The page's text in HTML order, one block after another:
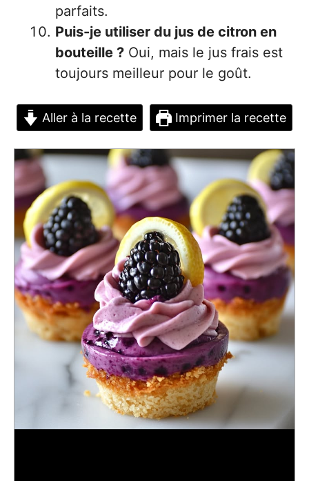
parfaits.
Puis-je utiliser du jus de citron en
bouteille ? Oui, mais le jus frais est
toujours meilleur pour le goût.
Aller à la recette Imprimer la recette